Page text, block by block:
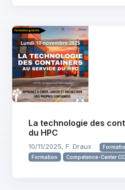
La technologie des
du HPC
10/11/2025, F. Draux
Formation
Competence-Center